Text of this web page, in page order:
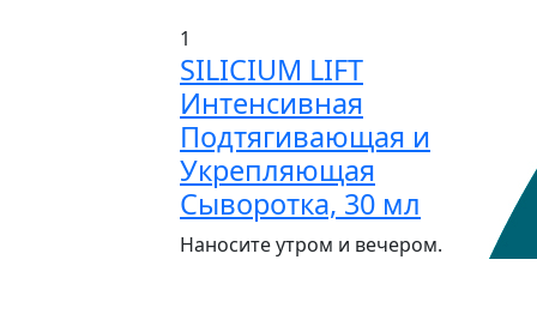
1
SILICIUM LIFT
Интенсивная
Подтягивающая и
Укрепляющая
Сыворотка, 30 мл
Наносите утром и вечером.